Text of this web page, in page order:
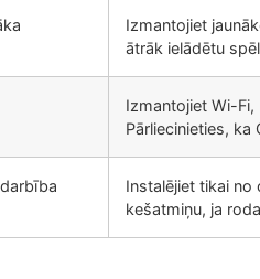
Izmantojiet
ātrāk ielādētu
Izmantojiet Wi-
Pārliecinieties, ka
Instalējiet tikai no
kešatmiņu, ja